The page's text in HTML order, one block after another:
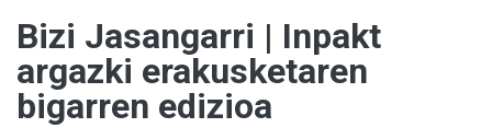
Bizi Jasangarri | Inpakt
argazki erakusketaren
bigarren edizioa